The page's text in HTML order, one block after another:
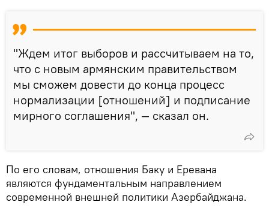
"Ждем итог выборов и рассчитываем на то,
что с новым армянским правительством
мы сможем довести до конца процесс
нормализации [отношений] и подписание
мирного соглашения", — сказал он.
По его словам, отношения Баку и Еревана
являются фундаментальным направлением
современной внешней политики Азербайджана.